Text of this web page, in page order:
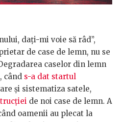
dați-mi voie să râd”,
de case de lemn, nu se
caselor din lemn
când s-a dat startul
și sistematiza satele,
de noi case de lemn. A
oamenii au plecat la